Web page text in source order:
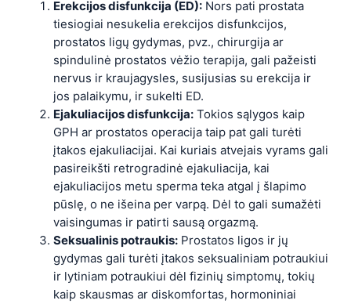
Erekcijos disfunkcija (ED): Nors pati prostata
tiesiogiai nesukelia erekcijos disfunkcijos,
prostatos ligų gydymas, pvz., chirurgija ar
spindulinė prostatos vėžio terapija, gali pažeisti
nervus ir kraujagysles, susijusias su erekcija ir
jos palaikymu, ir sukelti ED.
Ejakuliacijos disfunkcija: Tokios sąlygos kaip
GPH ar prostatos operacija taip pat gali turėti
įtakos ejakuliacijai. Kai kuriais atvejais vyrams gali
pasireikšti retrogradinė ejakuliacija, kai
ejakuliacijos metu sperma teka atgal į šlapimo
pūslę, o ne išeina per varpą. Dėl to gali sumažėti
vaisingumas ir patirti sausą orgazmą.
Seksualinis potraukis: Prostatos ligos ir jų
gydymas gali turėti įtakos seksualiniam potraukiui
ir lytiniam potraukiui dėl fizinių simptomų, tokių
kaip skausmas ar diskomfortas, hormoniniai